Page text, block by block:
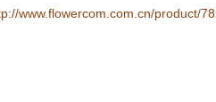
www.flowercom.com.cn/product/